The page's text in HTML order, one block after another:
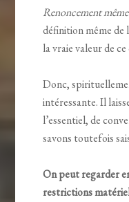
Renoncement
définition même de
la vraie valeur de
Donc,
intéressante. Il
l’essentiel, de
savons toutefois
On peut regarder
restrictions